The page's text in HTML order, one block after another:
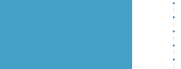
+
+
+
+
+